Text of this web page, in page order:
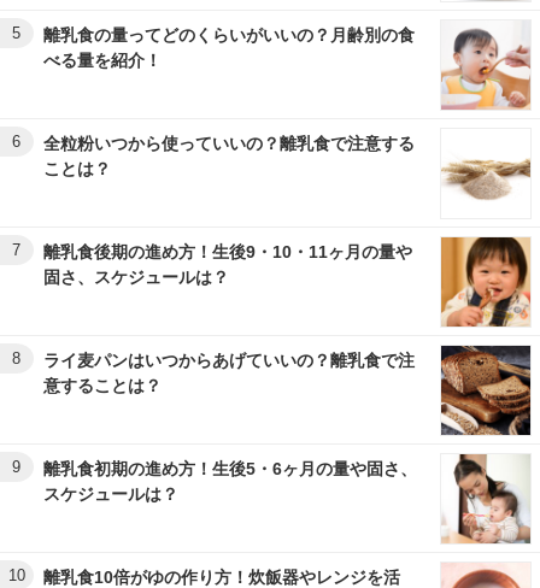
5
離乳食の量ってどのくらいがいいの？月齢別の食
べる量を紹介！
6
全粒粉いつから使っていいの？離乳食で注意する
ことは？
7
離乳食後期の進め方！生後9・10・11ヶ月の量や
固さ、スケジュールは？
8
ライ麦パンはいつからあげていいの？離乳食で注
意することは？
9
離乳食初期の進め方！生後5・6ヶ月の量や固さ、
スケジュールは？
10
離乳食10倍がゆの作り方！炊飯器やレンジを活